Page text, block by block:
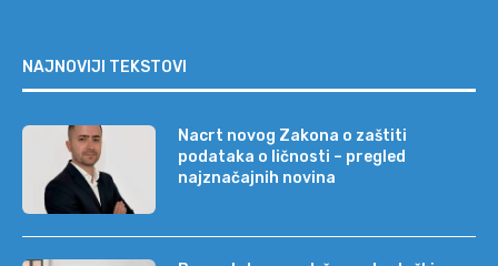
NAJNOVIJI TEKSTOVI
Nacrt novog Zakona o zaštiti
podataka o ličnosti – pregled
najznačajnih novina